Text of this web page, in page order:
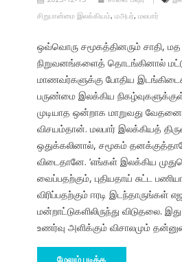
சிறுபான்மை இலக்கியம், மஅபர், மலபார்
ஒவ்வொரு சமூகத்தினரும் சாதி, மத
நிறுவனங்களைத் தொடங்கினால்
மாணவர்களுக்கு போதிய
பருண்மை இலக்கிய
முடியாத ஒன்றாக மாறுவது
விசயம்தான். மலபார் இலக்கியத்
ஒதுக்கலினால், சமூகம்
விடைதானே. ‘எங்கள் இலக்கிய
வைப்பதற்கும், புதியதாய் சுட்ட
விரிப்பதற்கும் ஈரடி இடந்தாருங்கள்
மன்றாட்டுகளிலிருந்து விடுதலை.
உணர்வு அளிக்கும் விசாலமும்
மேலும் படிக்க